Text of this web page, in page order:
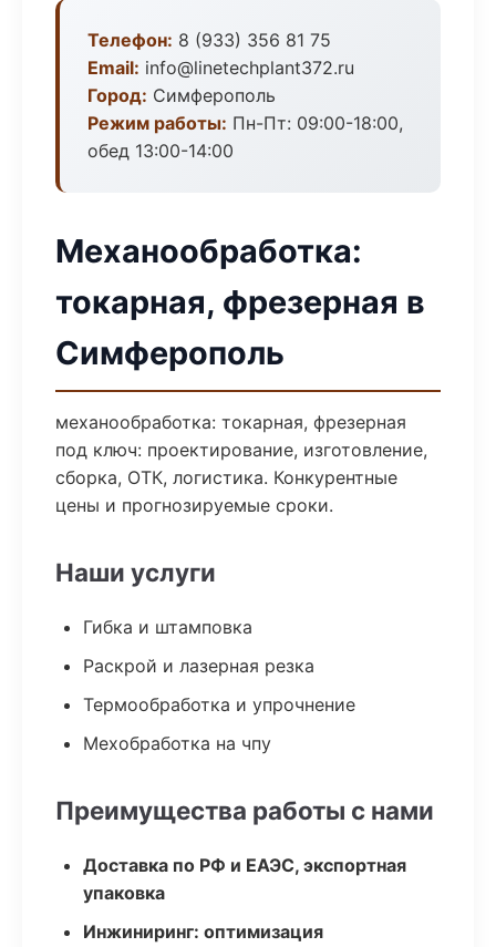
Телефон: 8 (933) 356 81 75
Email: info@linetechplant372.ru
Город: Симферополь
Режим работы: Пн-Пт: 09:00-18:00,
обед 13:00-14:00
Механообработка:
токарная, фрезерная в
Симферополь
механообработка: токарная, фрезерная
под ключ: проектирование, изготовление,
сборка, ОТК, логистика. Конкурентные
цены и прогнозируемые сроки.
Наши услуги
Гибка и штамповка
Раскрой и лазерная резка
Термообработка и упрочнение
Мехобработка на чпу
Преимущества работы с нами
Доставка по РФ и ЕАЭС, экспортная
упаковка
Инжиниринг: оптимизация